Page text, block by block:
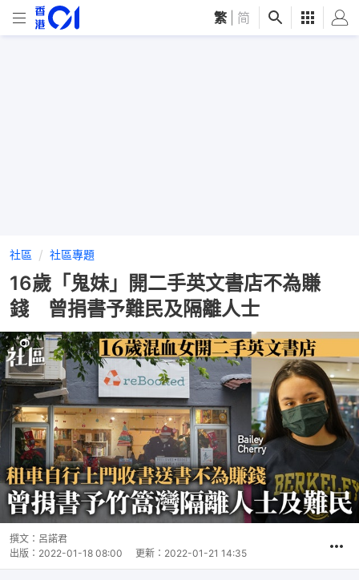
繁 简
社區 社區專題
16歲「鬼妹」開二手英文書店不為賺
錢 曾捐書予難民及隔離人士
撰文： 呂諾君
出版： 2022-01-18 08:00 更新： 2022-01-21 14:35